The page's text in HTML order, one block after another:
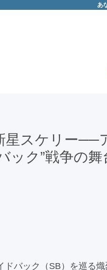
あ
星スケリー──
ック”戦争の舞
ドバック（SB）を巡る